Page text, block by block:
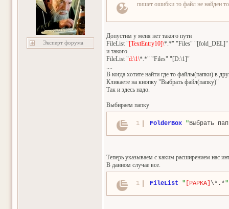
Эксперт форума
пишет ошибки то файл не найден
Допустим у меня нет такого пути
FileList "[TextEntry10]\*.*" "Files" "[fold_DEL]"
и такого
FileList "d:\1\*.*" "Files" "[D:\1]"
....
В когда хотите найти где то файлы(папки) в
Кликаете на кнопку "Выбрать файл(папку)"
Так и здесь надо.
Выбираем папку
1 FolderBox "Выбрать
Теперь указываем с каким расширением нас
В данном случае все.
1 FileList " [PAPKA] \*.*"